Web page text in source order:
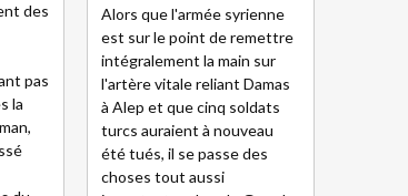
Alors que l'armée syrienne
est sur le point de remettre
intégralement la main sur
l'artère vitale reliant Damas
à Alep et que cinq soldats
turcs auraient à nouveau
été tués, il se passe des
choses tout aussi
des
pas
la